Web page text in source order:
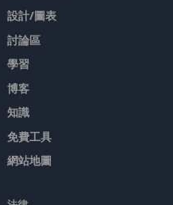
設計/圖表
討論區
學習
博客
知識
免費工具
網站地圖